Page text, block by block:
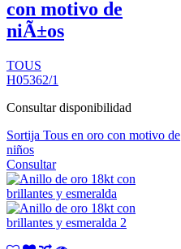
con motivo de
niÃ±os
TOUS
H05362/1
Consultar disponibilidad
Sortija Tous en oro con motivo de
niños
Consultar